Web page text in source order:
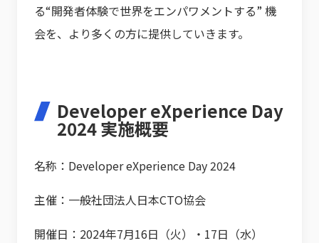
る“開発者体験で世界をエンパワメントする” 機
会を、より多くの方に提供していきます。
Developer eXperience Day
2024 実施概要
名称：Developer eXperience Day 2024
主催：一般社団法人日本CTO協会
開催日：2024年7月16日（火）・17日（水）